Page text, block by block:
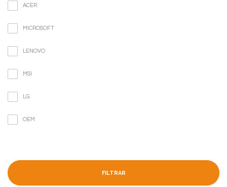
ACER
MICROSOFT
LENOVO
MSI
LG
OEM
FILTRAR